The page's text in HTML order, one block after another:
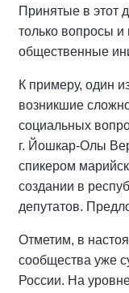
Принятые в этот
только вопросы и
общественные
К примеру, один
возникшие
социальных
г. Йошкар-Олы
спикером
создании в
депутатов.
Отметим, в
сообщества уже
России. На